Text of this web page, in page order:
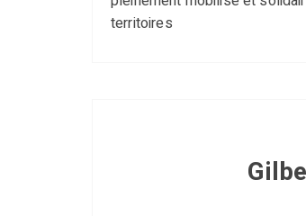
territoires